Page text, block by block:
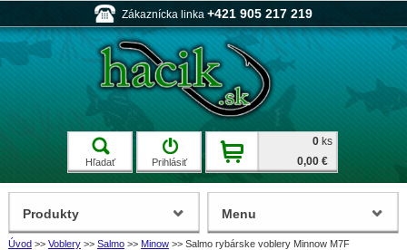
Zákaznícka linka +421 905 217 219
Hľadať Prihlásiť
0 ks
0,00 €
Úvod >> Voblery >> Salmo >> Minow >> Salmo rybárske voblery Minnow M7F
Produkty Menu